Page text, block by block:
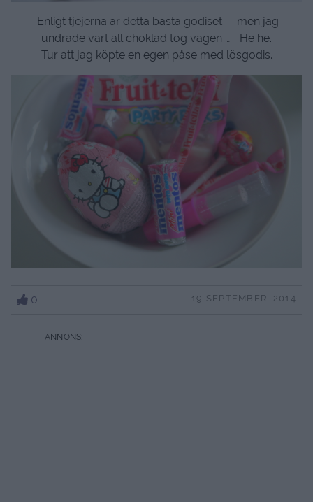
Enligt tjejerna är detta bästa godiset – men jag
undrade vart all choklad tog vägen ….. He he.
Tur att jag köpte en egen påse med lösgodis.
0 19 SEPTEMBER, 2014